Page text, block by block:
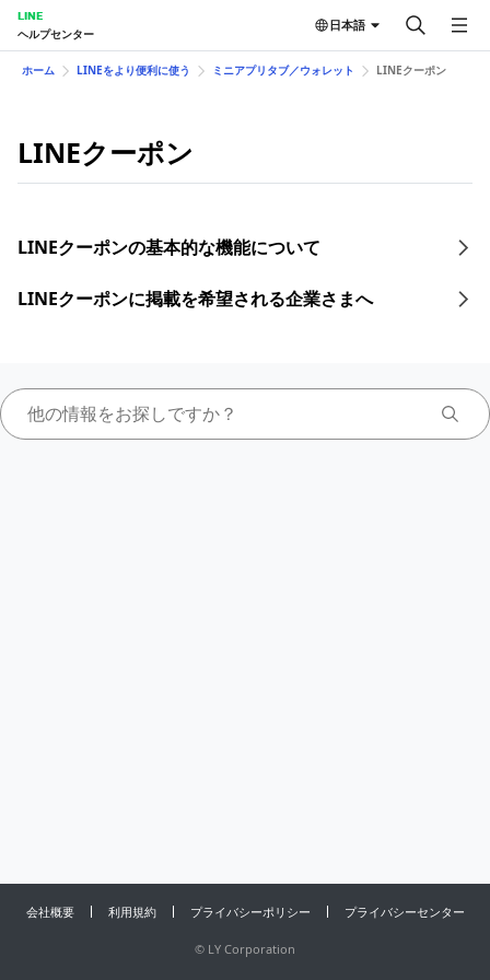
LINE
ヘルプセンター
日本語
ホーム LINEをより便利に使う ミニアプリタブ／ウォレット LINEクーポン
LINEクーポン
LINEクーポンの基本的な機能について
LINEクーポンに掲載を希望される企業さまへ
会社概要 利用規約 プライバシーポリシー プライバシーセンター
© LY Corporation